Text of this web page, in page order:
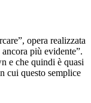
opera realizzata
più evidente”.
e che quindi è quasi
cui questo semplice